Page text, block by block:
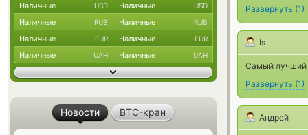
Развернуть (1)
Is
Самый лучший
Развернуть (1)
Андрей
Наличные USD Наличные USD
Наличные RUB Наличные RUB
Наличные EUR Наличные EUR
Наличные UAH Наличные UAH
Новости BTC-кран